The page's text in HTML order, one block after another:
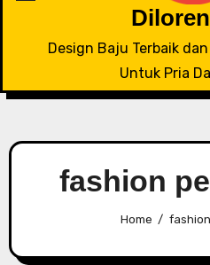
Design Baju Terbaik
Untuk Pria
fashion
Home